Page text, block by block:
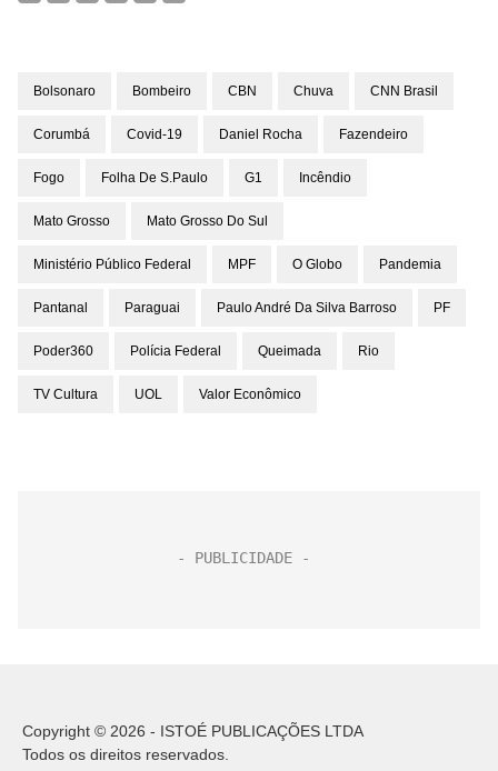
Bolsonaro Bombeiro CBN Chuva CNN Brasil
Corumbá Covid-19 Daniel Rocha Fazendeiro
Fogo Folha De S.Paulo G1 Incêndio
Mato Grosso Mato Grosso Do Sul
Ministério Público Federal MPF O Globo Pandemia
Pantanal Paraguai Paulo André Da Silva Barroso PF
Poder360 Polícia Federal Queimada Rio
TV Cultura UOL Valor Econômico
Copyright © 2026 - ISTOÉ PUBLICAÇÕES LTDA
Todos os direitos reservados.